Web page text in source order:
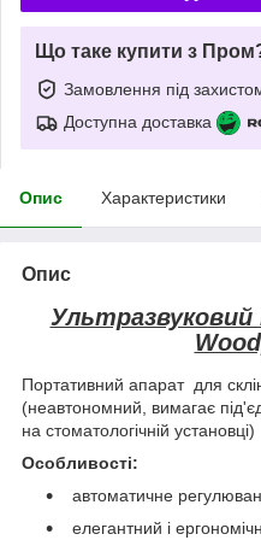
Що таке купити з
Замовлення під
Доступна доставка
Опис Характеристики
Опис
Ультразвуковий
Портативний апарат для
(неавтономний, вимагає
на стоматологічній установці)
Особливості:
автоматичне
елегантний і